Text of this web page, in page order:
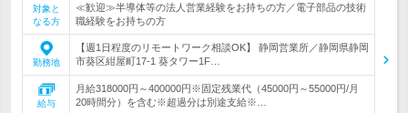
対象と
なる方
≪歓迎≫半導体等の法人営業経験をお持ちの方／電子部品の技術
職経験をお持ちの方
勤務地
【週1日程度のリモートワーク相談OK】 静岡営業所／静岡県静岡
市葵区紺屋町17-1 葵タワー1F…
給与
月給318000円～400000円※固定残業代（45000円～55000円/月
20時間分）を含む※超過分は別途支給※…